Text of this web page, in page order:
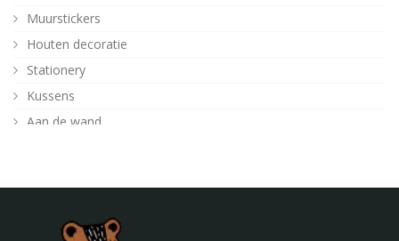
Muurstickers
Houten decoratie
Stationery
Kussens
Aan de wand
Decoratie